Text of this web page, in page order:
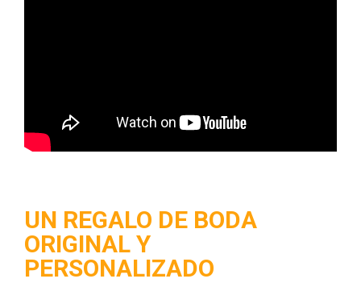
UN REGALO DE BODA
ORIGINAL Y
PERSONALIZADO